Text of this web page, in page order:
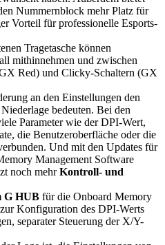
Nummernblock mehr Platz für
Vorteil für professionelle Esports-
Tragetasche können
mithinnehmen und zwischen
Red) und Clicky-Schaltern (GX
an den Einstellungen den
bedeuten. Bei den
Parameter wie der DPI-Wert,
die Benutzeroberfläche oder die
Und mit den Updates für
Management Software
noch mehrKontroll- und
G HUB für die Onboard Memory
Konfiguration des DPI-Werts
separater Steuerung der X/Y-